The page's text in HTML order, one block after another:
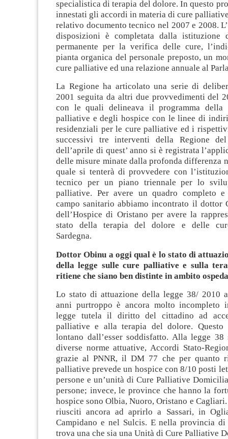
specialistica di terapia del dolore. In questo
innestati gli accordi in materia di cure
relativo documento tecnico nel 2007 e 2008.
disposizioni è completata dalla istituzione
permanente per la verifica delle cure,
pianta organica del personale preposto, un
cure palliative ed una relazione annuale al
La Regione ha articolato una serie di
2001 seguita da altri due provvedimenti del
con le quali delineava il programma della
palliative e degli hospice con le linee di
residenziali per le cure palliative ed i
successivi tre interventi della Regione
dell’aprile di quest’ anno si è registrata
delle misure minate dalla profonda differenza
quale si tenterà di provvedere con
tecnico per un piano triennale per lo
palliative. Per avere un quadro completo
campo sanitario abbiamo incontrato il dottor
dell’Hospice di Oristano per avere la
stato della terapia del dolore e delle
Sardegna.
Dottor Obinu a oggi qual è lo stato di
della legge sulle cure palliative e sulla
ritiene che siano ben distinte in ambito
Lo stato di attuazione della legge 38/ 2010
anni purtroppo è ancora molto incompleto
legge tutela il diritto del cittadino ad
palliative e alla terapia del dolore.
lontano dall’esser soddisfatto. Alla legge 38
diverse norme attuative, Accordi Stato-
grazie al PNNR, il DM 77 che per quanto
palliative prevede un hospice con 8/10 posti
persone e un’unità di Cure Palliative
persone; invece, le province che hanno la
hospice sono Olbia, Nuoro, Oristano e
riusciti ancora ad aprirlo a Sassari, in
Campidano e nel Sulcis. E nella provincia
trova una che sia una Unità di Cure Palliative